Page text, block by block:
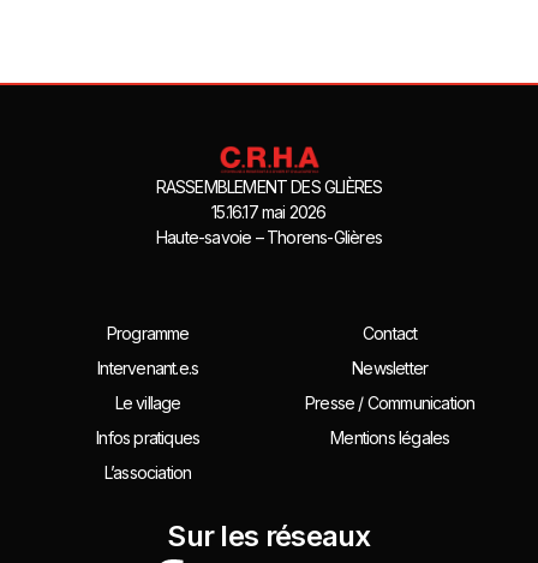
RASSEMBLEMENT DES GLIÈRES
15.16.17 mai 2026
Haute-savoie – Thorens-Glières
Programme
Intervenant.e.s
Le village
Infos pratiques
L’association
Contact
Newsletter
Presse / Communication
Mentions légales
Sur les réseaux